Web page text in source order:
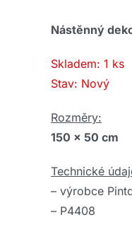
Nástěnný
Skladem: 1 ks
Stav: Nový
Rozměry:
150 x 50 cm
Technické
– výrobce
– P4408